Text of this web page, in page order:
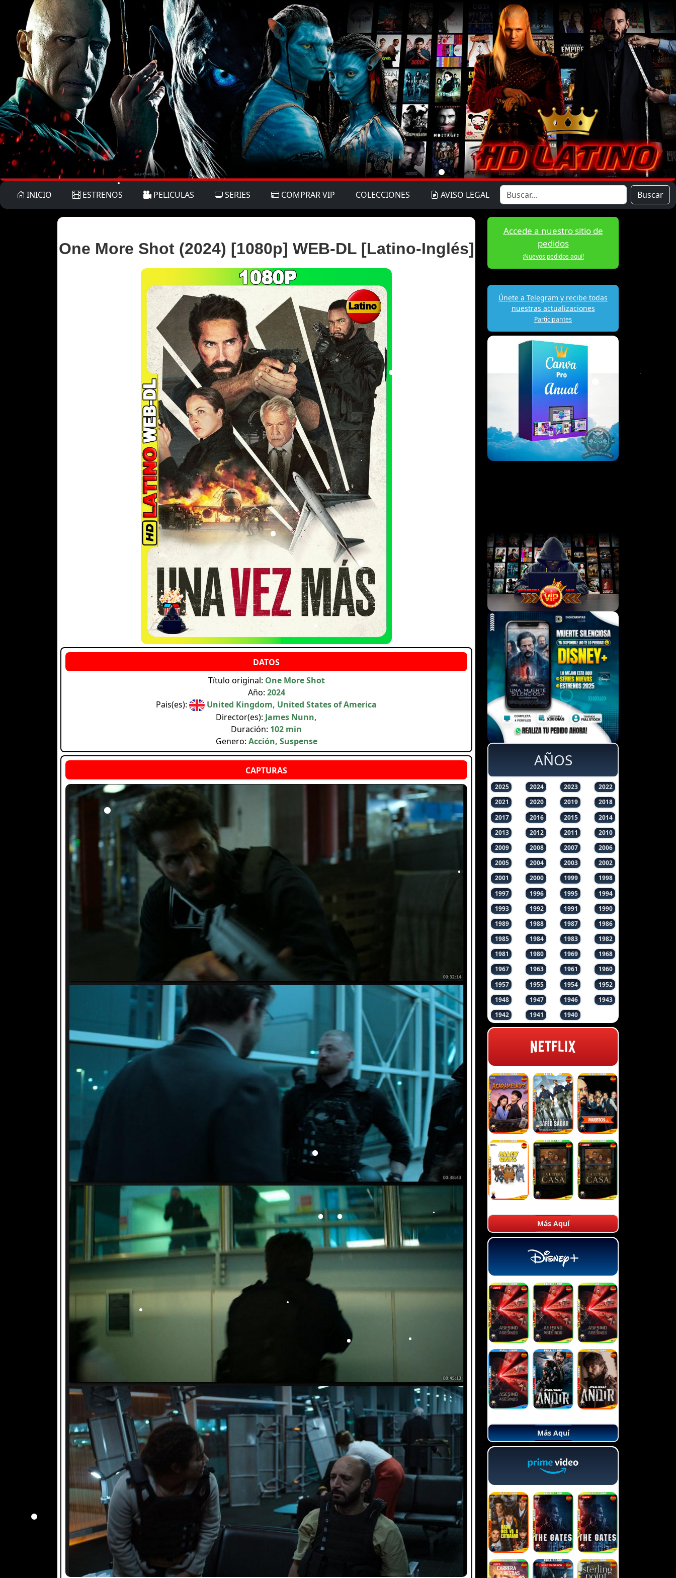
INICIO ESTRENOS PELICULAS SERIES COMPRAR VIP COLECCIONES AVISO LEGAL Buscar
One More Shot (2024) [1080p] WEB-DL [Latino-Inglés]
Título original: One More Shot
Año: 2024
Pais(es):
United Kingdom, United States of America
Director(es): James Nunn,
Duración: 102 min
Genero: Acción, Suspense
Accede a nuestro sitio de
pedidos
¡Nuevos pedidos aquí!
Únete a Telegram y recibe todas
nuestras actualizaciones
Participantes
AÑOS
2025 2024 2023
2022
2021
2020 2019
2018
2017
2016 2015
2014
2013
2012 2011
2010
2009
2008 2007
2006
2005
2004 2003
2002
2001
2000 1999
1998
1997
1996 1995
1994
1993
1992 1991
1990
1989
1988 1987
1986
1985
1984 1983
1982
1981
1980 1969
1968
1967
1963 1961
1960
1957
1955 1954
1952
1948
1947 1946
1943
1942
1941 1940
Más Aquí
Más Aquí